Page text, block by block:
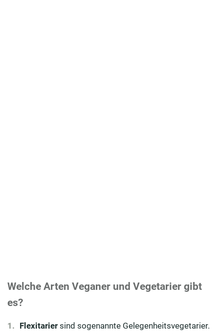
Welche Arten Veganer und Vegetarier gibt
es?
Flexitarier sind sogenannte Gelegenheitsvegetarier.